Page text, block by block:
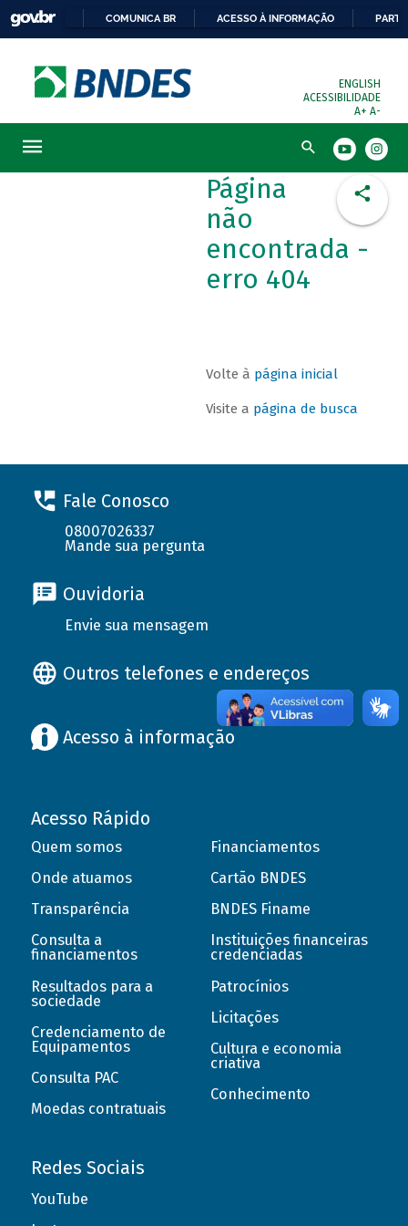
COMUNICA BR ACESSO À INFORMAÇÃO
ENGLISH
ACESSIBILIDADE
A+ A-
Busca
Página
não
encontrada -
erro 404
Volte à página inicial
Visite a página de busca
Fale Conosco
08007026337
Mande sua pergunta
Ouvidoria
Envie sua mensagem
Outros telefones e endereços
Acesso à informação
Acesso Rápido
Quem somos
Onde atuamos
Transparência
Consulta a
financiamentos
Resultados para a
sociedade
Credenciamento de
Equipamentos
Consulta PAC
Moedas contratuais
Financiamentos
Cartão BNDES
BNDES Finame
Instituições financeiras
credenciadas
Patrocínios
Licitações
Cultura e economia
criativa
Conhecimento
Redes Sociais
YouTube